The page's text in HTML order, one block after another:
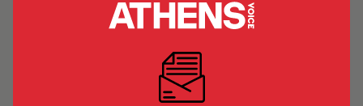
MrBeast: Το μυστικό πίσω από τα
βίντεο με πάνω από 100 εκατ.
Ο διάσημος YouTuber αποκαλύπτει τη στρατηγική